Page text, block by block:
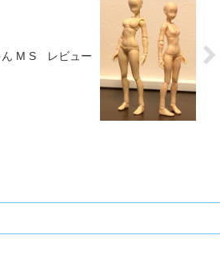
ん M S レビュー